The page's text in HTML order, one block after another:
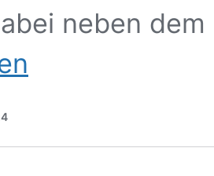
neben